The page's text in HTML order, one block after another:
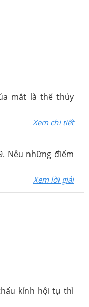
mắt là thể thủy
Xem chi tiết
Nêu những điểm
Xem lời giải
kính hội tụ thì